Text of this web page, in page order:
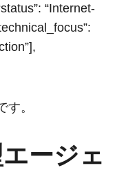
“Internet-
す。
ージェ